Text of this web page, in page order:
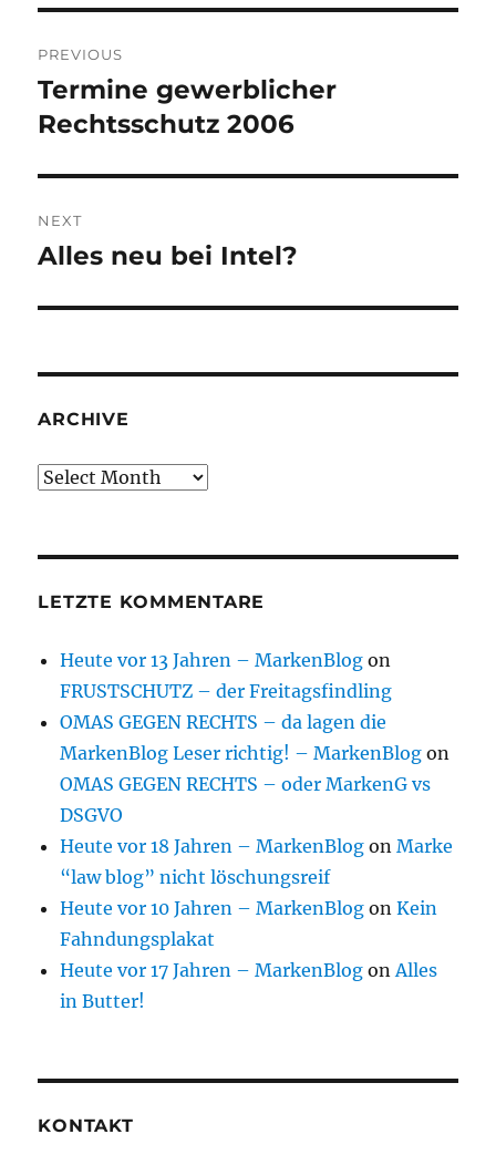
navigation
PREVIOUS
Previous
post:
Termine gewerblicher
Rechtsschutz 2006
NEXT
Next
Alles neu bei Intel?
ARCHIVE
Archive
LETZTE KOMMENTARE
Heute vor 13 Jahren – MarkenBlog on
FRUSTSCHUTZ – der Freitagsfindling
OMAS GEGEN RECHTS – da lagen die
MarkenBlog Leser richtig! – MarkenBlog on
OMAS GEGEN RECHTS – oder MarkenG vs
DSGVO
Heute vor 18 Jahren – MarkenBlog onMarke
“law blog” nicht löschungsreif
Heute vor 10 Jahren – MarkenBlog onKein
Fahndungsplakat
Heute vor 17 Jahren – MarkenBlog onAlles
in Butter!
KONTAKT